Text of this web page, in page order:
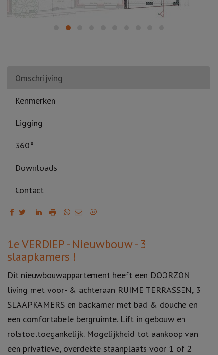
Omschrijving
Kenmerken
Ligging
360°
Downloads
Contact
Omschrijving
1e VERDIEP - Nieuwbouw - 3
slaapkamers !
Dit nieuwbouwappartement heeft een DOORZON
living met voor- & achteraan RUIME TERRASSEN, 3
SLAAPKAMERS en badkamer met bad & douche en
een comfortabele bergruimte. Lift in gebouw en
rolstoeltoegankelijk. Mogelijkheid tot aankoop van
een privatieve, overdekte staanplaats voor 1 of 2